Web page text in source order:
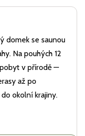
domek se saunou
Na pouhých 12
v přírodě —
až po
okolní krajiny.